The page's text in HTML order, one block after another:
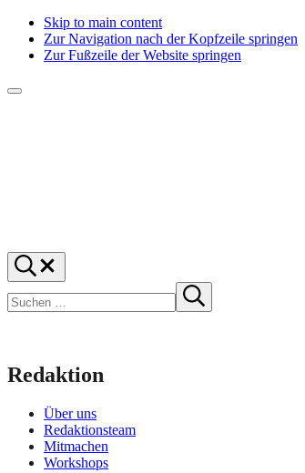
Skip to main content
Zur Navigation nach der Kopfzeile springen
Zur Fußzeile der Website springen
Menü
f1rstlife
Und
was
denkst
du?
Suchen
…
Suche
starten
Redaktion
Über uns
Redaktionsteam
Mitmachen
Workshops